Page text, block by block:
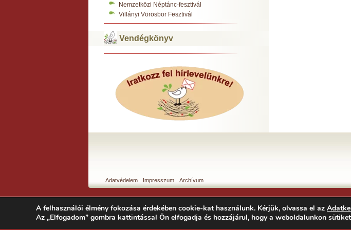
Nemzetközi Néptánc-fesztivál
Villányi Vörösbor Fesztivál
Vendégkönyv
Adatvédelem
Impresszum Archívum
A felhasználói élmény fokozása érdekében cookie-kat használunk. Kérjük, olvassa el az
Az „Elfogadom” gombra kattintással Ön elfogadja és hozzájárul, hogy a weboldalunkon